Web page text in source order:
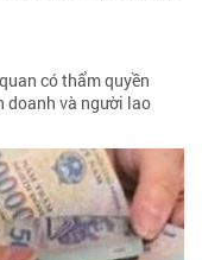
có thẩm quyền
doanh và người lao